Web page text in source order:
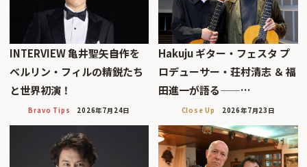
INTERVIEW 亀井聖矢――自作を
ベルリン・フィルの精鋭たち
と世界初演！
Bravo Tips 2026年7月24日
Hakuju ギター・フェスタ プ
ロデューサー・荘村清志 ＆ 福
田進一が語る——…
Close Up 2026年7月23日